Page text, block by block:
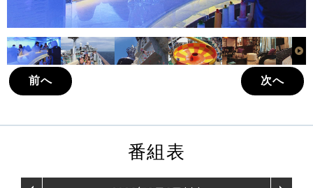
前へ 次へ
番組表